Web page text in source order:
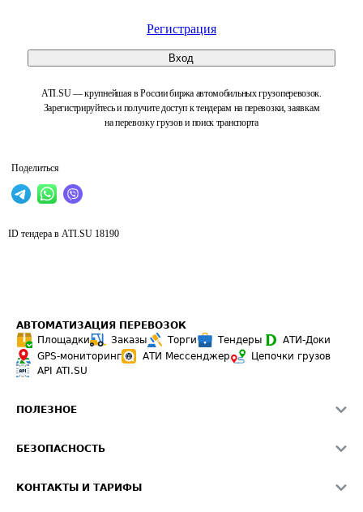
Регистрация
Вход
ATI.SU — крупнейшая в России биржа автомобильных грузоперевозок.
Зарегистрируйтесь и получите доступ к тендерам на перевозки, заявкам
на перевозку грузов и поиск транспорта
Поделиться
ID тендера в ATI.SU 18190
АВТОМАТИЗАЦИЯ ПЕРЕВОЗОК
Площадки
Заказы Торги Тендеры
АТИ-Доки
GPS-мониторинг
АТИ Мессенджер
Цепочки грузов
API ATI.SU
ПОЛЕЗНОЕ
Звезды ATI.SU на вашем сайте
БЕЗОПАСНОСТЬ
КОНТАКТЫ И ТАРИФЫ